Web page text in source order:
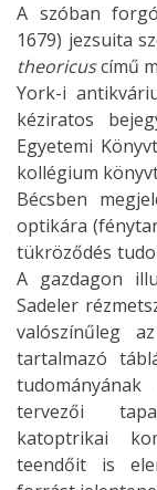
A szóban
1679) jezsuita
theoricuscímű
York-i
kéziratos
Egyetemi
kollégium
Bécsben
optikára
tükröződés
A gazdagon
Sadeler
valószínűleg
tartalmazó
tervezői
katoptrikai
teendőit is